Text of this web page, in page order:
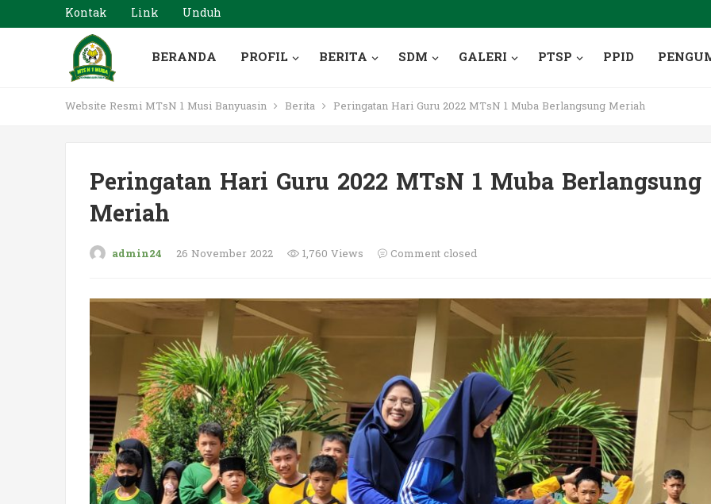
Kontak Link Unduh
BERANDA PROFIL BERITA SDM GALERI PTSP PPID
Website Resmi MTsN 1 Musi Banyuasin Berita Peringatan Hari Guru 2022 MTsN 1 Muba Berlangsung Meriah
Peringatan Hari Guru 2022 MTsN 1 Muba Berlangsung
Meriah
admin24 26 November 2022 1,760 Views Comment closed